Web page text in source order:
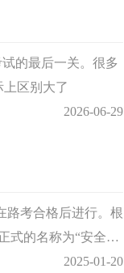
的最后一关。很多
区别大了
2026-06-29
路考合格后进行。根
式的名称为“安全文
目三路考，习惯称
2025-01-20